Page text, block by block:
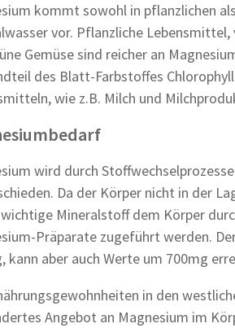
kommt sowohl in pflanzlichen
vor. Pflanzliche
Gemüse sind reicher an
des Blatt-Farbstoffes
wie z.B. Milch und
wird durch
Da der Körper nicht in der
Mineralstoff dem Körper
Präparate zugeführt werden.
kann aber auch Werte um 700mg
in den
Angebot an Magnesium im